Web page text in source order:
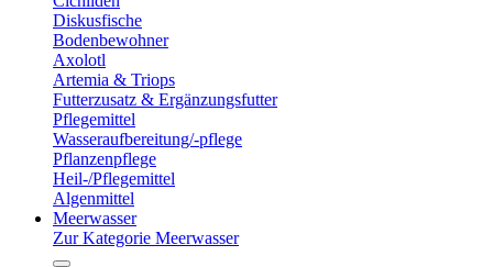
Diskusfische
Bodenbewohner
Axolotl
Artemia & Triops
Futterzusatz & Ergänzungsfutter
Pflegemittel
Wasseraufbereitung/-pflege
Pflanzenpflege
Heil-/Pflegemittel
Algenmittel
Meerwasser
Zur Kategorie Meerwasser